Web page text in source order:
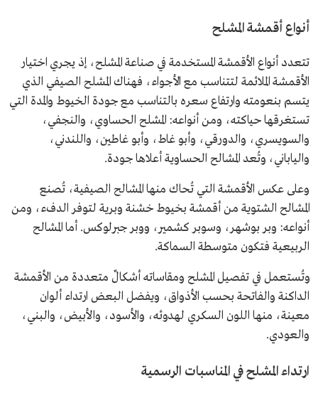
أنواع أقمشة المشلح
تتعدد أنواع الأقمشة المستخدمة في صناعة المشلح، إذ يجري اختيار
الأقمشة الملائمة لتتناسب مع الأجواء، فهناك المشلح الصيفي الذي
يتسم بنعومته وارتفاع سعره بالتناسب مع جودة الخيوط والمدة التي
تستغرقها حياكته، ومن أنواعه: المشلح الحساوي، والنجفي،
والسويسري، والدورقي، وأبو غاط، وأبو غاطين، واللندني،
والياباني، وتُعد المشالح الحساوية أعلاها جودة.
وعلى عكس الأقمشة التي تُحاك منها المشالح الصيفية، تُصنع
المشالح الشتوية من أقمشة بخيوط خشنة وبرية لتوفر الدفء، ومن
أنواعه: وبر بوشهر، وسوبر كشمير، ووبر جبرلوكس. أما المشالح
الربيعية فتكون متوسطة السماكة.
وتُستعمل في تفصيل المشلح ومقاساته أشكالٌ متعددة من الأقمشة
الداكنة والفاتحة بحسب الأذواق، ويفضل البعض ارتداء ألوان
معينة، منها اللون السكري لهدوئه، والأسود، والأبيض، والبني،
والعودي.
ارتداء المشلح في المناسبات الرسمية